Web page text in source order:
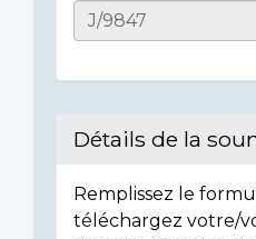
Détails de la
Remplissez le
téléchargez votre/